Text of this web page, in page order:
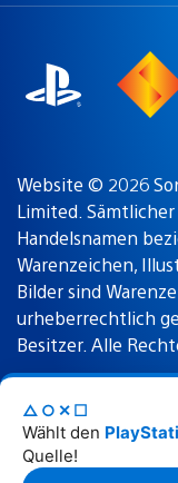
△○✕☐
Wählt den
Quelle!
Website © 2026
Limited.
Handelsnamen
Warenzeichen,
Bilder sind
urheberrechtlich
Besitzer. Alle
Rechtliche